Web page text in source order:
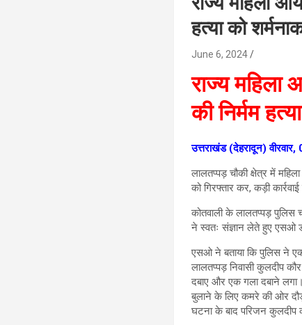
हत्या को
June 6, 2024
राज्य महिला
की निर्मम
उत्तराखंड (देहरादून)
लालतप्पड़ चौकी क्षेत्र में
को गिरफ्तार कर, कड़ी
कोतवाली के लालतप्पड़ पुलिस
ने स्वतः संज्ञान लेते हुए एसओ
एसओ ने बताया कि पुलिस ने
लालतप्पड़ निवासी कुलदीप
दबाए और एक गला दबाने
बुलाने के लिए कमरे की ओर
घटना के बाद परिजन कुलदीप